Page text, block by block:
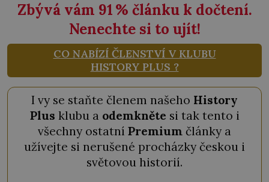
Zbývá vám 91% článku k dočtení.
Nenechte si to ujít!
CO NABÍZÍ ČLENSTVÍ V KLUBU
HISTORY PLUS ?
I vy se staňte členem našeho History
Plus klubu a odemkněte si tak tento i
všechny ostatní Premium články a
užívejte si nerušené procházky českou i
světovou historií.